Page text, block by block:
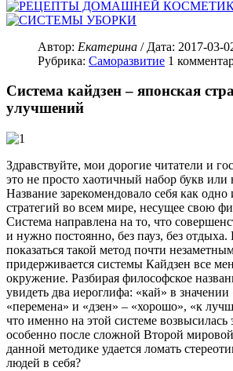
Автор: Екатерина / Дата: 2017-03-
Рубрика: Саморазвитие 1
Система кайдзен – японская
улучшений
Здравствуйте, мои дорогие читатели и
это не просто хаотичный набор букв или
Название зарекомендовало себя как
стратегий во всем мире, несущее свою
Система направлена на то, что
и нужно постоянно, без пауз, без
показаться такой метод почти
придерживается системы Кайдзен все
окружение. Разбирая философское
увидеть два иероглифа: «кай» в
«перемена» и «дзен» – «хорошо», «к
что именно на этой системе
особенно после сложной Второй
данной методике удается ломать
людей в себя?